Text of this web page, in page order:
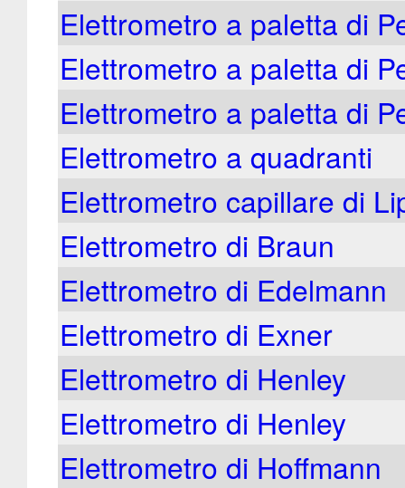
Elettrometro a paletta di
Elettrometro a paletta di
Elettrometro a paletta di
Elettrometro a quadranti
Elettrometro capillare di
Elettrometro di Braun
Elettrometro di Edelmann
Elettrometro di Exner
Elettrometro di Henley
Elettrometro di Henley
Elettrometro di Hoffmann